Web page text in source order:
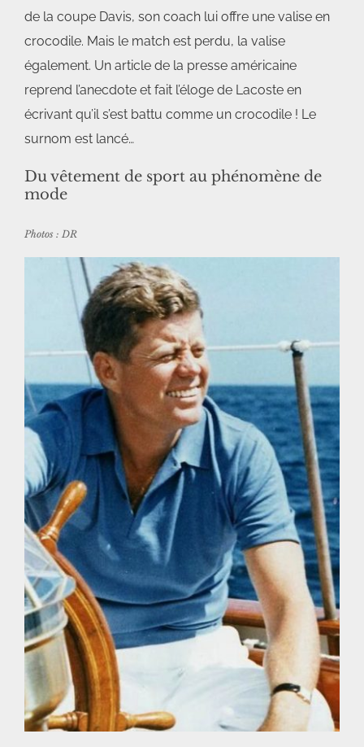
de la coupe Davis, son coach lui offre une valise en
crocodile. Mais le match est perdu, la valise
également. Un article de la presse américaine
reprend l’anecdote et fait l’éloge de Lacoste en
écrivant qu’il s’est battu comme un crocodile ! Le
surnom est lancé…
Du vêtement de sport au phénomène de
mode
Photos : DR